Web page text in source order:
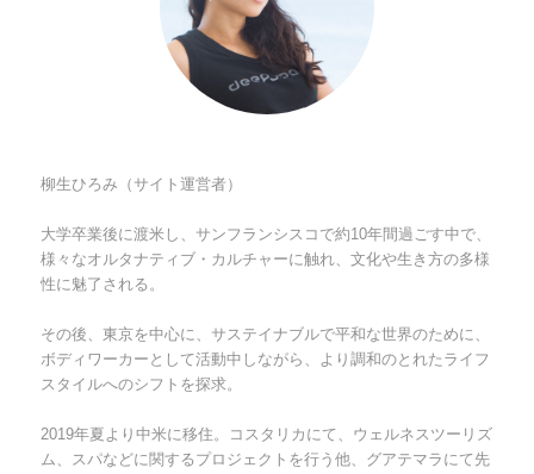
柳生ひろみ（サイト運営者）
大学卒業後に渡米し、サンフランシスコで約10年間過ごす中で、
様々なオルタナティブ・カルチャーに触れ、文化や生き方の多様
性に魅了される。
その後、東京を中心に、サステイナブルで平和な世界のために、
ボディワーカーとして活動中しながら、より調和のとれたライフ
スタイルへのシフトを探求。
2019年夏より中米に移住。コスタリカにて、ウェルネスツーリズ
ム、スパなどに関するプロジェクトを行う他、グアテマラにて先